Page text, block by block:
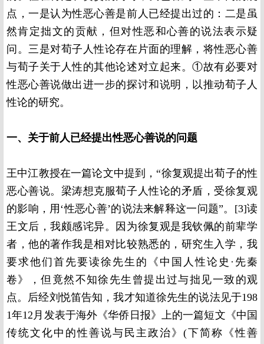
点，一是认为性恶心善是前人已经提出过的：二是虽
然肯定拙文的贡献，但对性恶和心善的说法表示疑
问。三是对荀子人性论存在片面的理解，将性恶心善
与荀子关于人性的其他论述对立起来。①故有必要对
性恶心善说做出进一步的探讨和说明，以推动荀子人
性论的研究。
一、关于前人已经提出性恶心善说的问题
王中江教授在一篇论文中提到，“徐复观提出荀子的性
恶心善说。梁涛想克服荀子人性论的矛盾，受徐复观
的影响，用‘性恶心善’的说法来解释这一问题”。[3]读
王文后，我颇感诧异。因为徐复观是我钦佩的前辈学
者，他的著作我是相对比较熟悉的，研究生入学，我
要求他们首先要读徐先生的《中国人性论史·先秦
卷》，但竟然不知徐先生曾提出过与拙见一致的观
点。后经刘悦笛告知，我才知道徐先生的说法见于198
1年12月发表于海外《华侨日报》上的一篇短文《中国
传统文化中的性善说与民主政治》(下简称《性善